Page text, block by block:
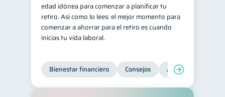
edad idónea para comenzar a planificar tu
retiro. Así como lo lees: el mejor momento para
comenzar a ahorrar para el retiro es cuando
inicias tu vida laboral.
Bienestar financiero Consejos Ahorro